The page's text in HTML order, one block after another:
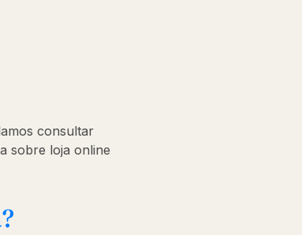
consultar
sobre loja online